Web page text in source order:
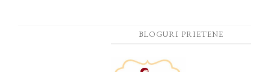
BLOGURI PRIETENE